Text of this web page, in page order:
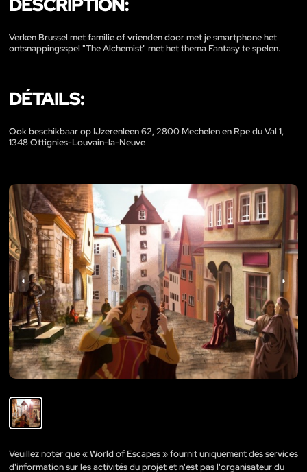
DESCRIPTION:
Verken Brussel met familie of vrienden door met je smartphone het
ontsnappingsspel "The Alchemist" met het thema Fantasy te spelen.
DÉTAILS:
Ook beschikbaar op IJzerenleen 62, 2800 Mechelen en Rpe du Val 1,
1348 Ottignies-Louvain-la-Neuve
Veuillez noter que « World of Escapes » fournit uniquement des services
d'information sur les activités du projet et n'est pas l'organisateur du